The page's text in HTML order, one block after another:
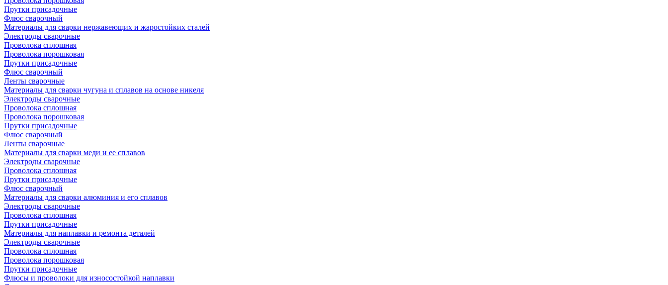
Прутки присадочные
Флюс сварочный
Материалы для сварки нержавеющих и жаростойких сталей
Электроды сварочные
Проволока сплошная
Проволока порошковая
Прутки присадочные
Флюс сварочный
Ленты сварочные
Материалы для сварки чугуна и сплавов на основе никеля
Электроды сварочные
Проволока сплошная
Проволока порошковая
Прутки присадочные
Флюс сварочный
Ленты сварочные
Материалы для сварки меди и ее сплавов
Электроды сварочные
Проволока сплошная
Прутки присадочные
Флюс сварочный
Материалы для сварки алюминия и его сплавов
Электроды сварочные
Проволока сплошная
Прутки присадочные
Материалы для наплавки и ремонта деталей
Электроды сварочные
Проволока сплошная
Проволока порошковая
Прутки присадочные
Флюсы и проволоки для износостойкой наплавки